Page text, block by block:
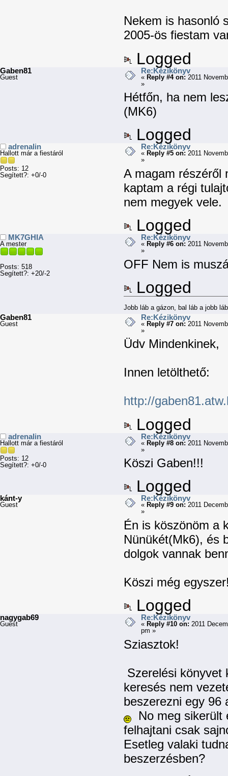
Nekem is hasonló
2005-ös fiestam
Logged
Gaben81
Guest
Re:Kézikönyv
« Reply #4 on: 2011
»
Hétfőn, ha nem
(MK6)
Logged
adrenalin
Hallott már a fiestáról
Posts: 12
Segített?: +0/-0
Re:Kézikönyv
« Reply #5 on: 2011
»
A magam részéről
kaptam a régi
nem megyek vele.
Logged
MK7GHIA
A mester
Posts: 518
Segített?: +20/-2
Re:Kézikönyv
« Reply #6 on: 2011
»
OFF Nem is
Logged
Jobb láb a gázon, bal láb a jobb
Gaben81
Guest
Re:Kézikönyv
« Reply #7 on: 2011
»
Üdv Mindenkinek,
Innen letölthető:
http://
Logged
adrenalin
Hallott már a fiestáról
Posts: 12
Segített?: +0/-0
Re:Kézikönyv
« Reply #8 on: 2011
»
Köszi Gaben!!!
Logged
kánt-y
Guest
Re:Kézikönyv
« Reply #9 on: 2011
»
Én is köszönöm a
Nünükét(Mk6), és
dolgok vannak
Köszi még
Logged
nagygab69
Guest
Re:Kézikönyv
« Reply #10 on: 2011
pm »
Sziasztok!
Szerelési könyvet
keresés nem
beszerezni egy 96
No meg sikerült
felhajtani csak
Esetleg valaki
beszerzésben?